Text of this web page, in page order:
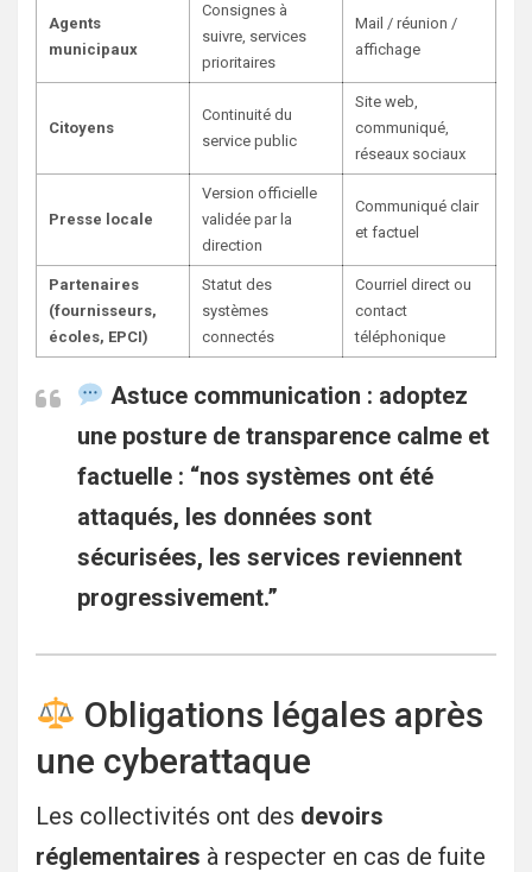
Agents
municipaux
Consignes à
suivre, services
prioritaires
Mail / réunion /
affichage
Citoyens
Continuité du
service public
Site web,
communiqué,
réseaux sociaux
Presse locale
Version officielle
validée par la
direction
Communiqué clair
et factuel
Partenaires
(fournisseurs,
écoles, EPCI)
Statut des
systèmes
connectés
Courriel direct ou
contact
téléphonique
Astuce communication : adoptez
une posture de transparence calme et
factuelle : “nos systèmes ont été
attaqués, les données sont
sécurisées, les services reviennent
progressivement.”
Obligations légales après
une cyberattaque
Les collectivités ont des devoirs
réglementaires à respecter en cas de fuite